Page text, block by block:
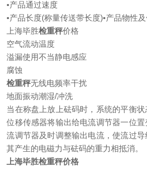
•产品通过速度
•产品长度(称量传送带长度)•产品物性
上海毕胜检重秤价格
空气流动温度
溢漏使用不当静电感应
腐蚀
检重秤无线电频率干扰
地面振动潮湿/冲洗
当在称盘上放上砝码时，系统的平衡状
位移传感器将输出给电流调节器一位置
流调节器及时调整输出电流，使流过
其产生的电磁力与砝码的重力相抵消。
上海毕胜检重秤价格